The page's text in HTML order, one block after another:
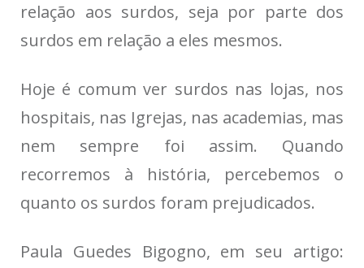
relação aos surdos, seja por parte dos
surdos em relação a eles mesmos.
Hoje é comum ver surdos nas lojas, nos
hospitais, nas Igrejas, nas academias, mas
nem sempre foi assim. Quando
recorremos à história, percebemos o
quanto os surdos foram prejudicados.
Paula Guedes Bigogno, em seu artigo: